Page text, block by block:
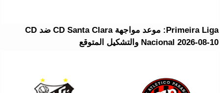
Primeira Liga: موعد مواجهة CD Santa Clara ضد CD
Nacional 2026-08-10 والتشكيل المتوقع